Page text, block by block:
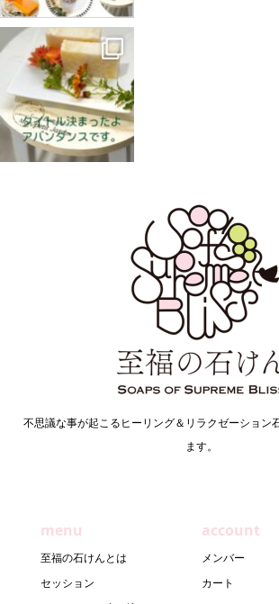
不思議な事が起こるヒーリング＆リラクゼーション
ます。
menu
至福の石けんとは
セッション
account
メンバー
カート